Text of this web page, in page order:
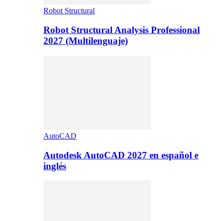
Robot Structural
Robot Structural Analysis Professional
2027 (Multilenguaje)
AutoCAD
Autodesk AutoCAD 2027 en español e
inglés